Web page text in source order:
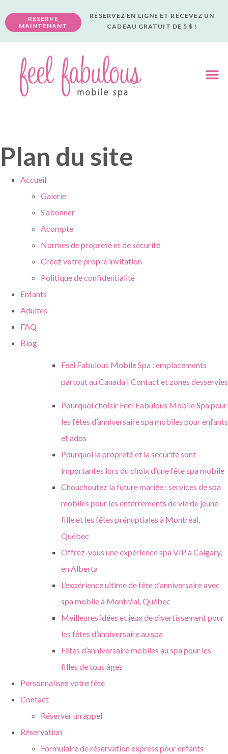
RESERVE
MAINTENANT
RÉSERVEZ EN LIGNE ET RECEVEZ UN
CADEAU GRATUIT DE 5 $ !
Plan du site
Accueil
Galerie
S’abonner
Acompte
Normes de propreté et de sécurité
Créez votre propre invitation
Politique de confidentialité
Enfants
Adultes
FAQ
Blog
Feel Fabulous Mobile Spa : emplacements
partout au Canada | Contact et zones desservies
Pourquoi choisir Feel Fabulous Mobile Spa pour
les fêtes d’anniversaire spa mobiles pour enfants
et ados
Pourquoi la propreté et la sécurité sont
importantes lors du choix d’une fête spa mobile
Chouchoutez la future mariée : services de spa
mobiles pour les enterrements de vie de jeune
fille et les fêtes prénuptiales à Montréal,
Québec
Offrez-vous une expérience spa VIP à Calgary,
en Alberta
L’expérience ultime de fête d’anniversaire avec
spa mobile à Montréal, Québec
Meilleures idées et jeux de divertissement pour
les fêtes d’anniversaire au spa
Fêtes d’anniversaire mobiles au spa pour les
filles de tous âges
Personnalisez votre fête
Contact
Réserver un appel
Réservation
Formulaire de réservation express pour enfants